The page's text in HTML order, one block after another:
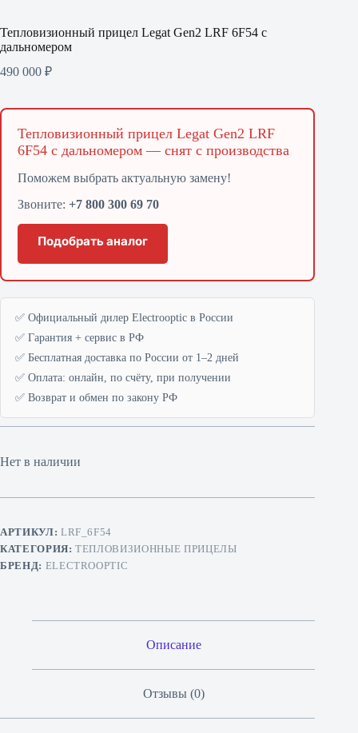
Тепловизионный прицел Legat Gen2 LRF 6F54 с
дальномером
490 000 ₽
Тепловизионный прицел Legat Gen2 LRF
6F54 с дальномером — снят с производства
Поможем выбрать актуальную замену!
Звоните: +7 800 300 69 70
Подобрать аналог
✅ Официальный дилер Electrooptic в России
✅ Гарантия + сервис в РФ
✅ Бесплатная доставка по России от 1–2 дней
✅ Оплата: онлайн, по счёту, при получении
✅ Возврат и обмен по закону РФ
Нет в наличии
АРТИКУЛ: LRF_6F54
КАТЕГОРИЯ:ТЕПЛОВИЗИОННЫЕ ПРИЦЕЛЫ
БРЕНД: ELECTROOPTIC
Описание
Отзывы (0)